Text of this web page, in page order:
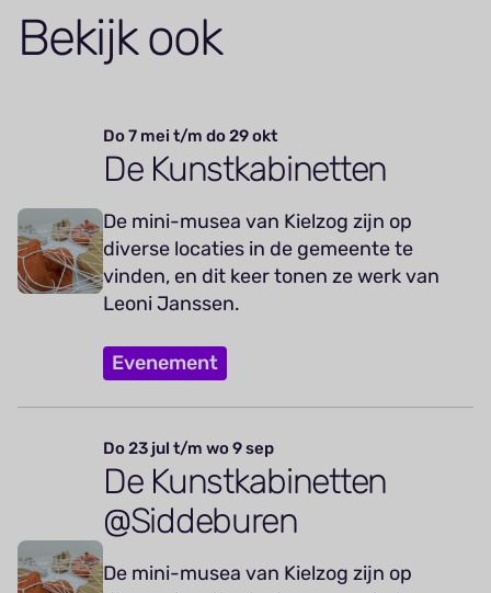
Bekijk ook
Do 7 mei t/m do 29 okt
De Kunstkabinetten
De mini-musea van Kielzog zijn op
diverse locaties in de gemeente te
vinden, en dit keer tonen ze werk van
Leoni Janssen.
Evenement
Do 23 jul t/m wo 9 sep
De Kunstkabinetten
@Siddeburen
De mini-musea van Kielzog zijn op